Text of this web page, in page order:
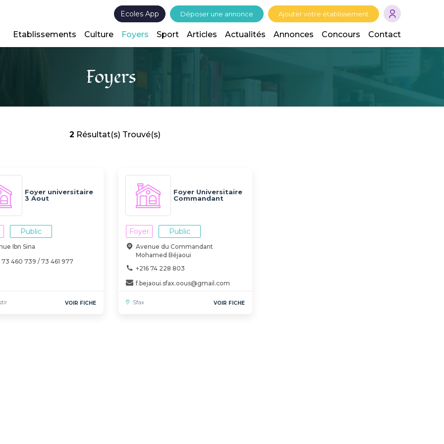
Ecoles App Déposer une annonce Ajouter votre établissement
Etablissements Culture Foyers Sport Articles Actualités Annonces Concours Contact
Foyers
2 Résultat(s) Trouvé(s)
Foyer universitaire
3 Aout
Public
Ibn Sina
73 460 739 / 73 461 977
VOIR FICHE
Foyer Universitaire
Commandant
Bjaoui
Foyer Public
Avenue du Commandant
Mohamed Béjaoui
+216 74 228 803
f.bejaoui.sfax.oous@gmail.com
Sfax VOIR FICHE